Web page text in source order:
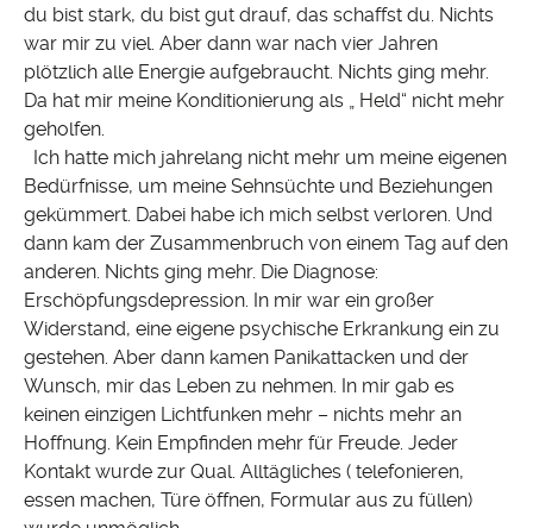
du bist stark, du bist gut drauf, das schaffst du. Nichts
war mir zu viel. Aber dann war nach vier Jahren
plötzlich alle Energie aufgebraucht. Nichts ging mehr.
Da hat mir meine Konditionierung als „ Held“ nicht mehr
geholfen.
Ich hatte mich jahrelang nicht mehr um meine eigenen
Bedürfnisse, um meine Sehnsüchte und Beziehungen
gekümmert. Dabei habe ich mich selbst verloren. Und
dann kam der Zusammenbruch von einem Tag auf den
anderen. Nichts ging mehr. Die Diagnose:
Erschöpfungsdepression. In mir war ein großer
Widerstand, eine eigene psychische Erkrankung ein zu
gestehen. Aber dann kamen Panikattacken und der
Wunsch, mir das Leben zu nehmen. In mir gab es
keinen einzigen Lichtfunken mehr – nichts mehr an
Hoffnung. Kein Empfinden mehr für Freude. Jeder
Kontakt wurde zur Qual. Alltägliches ( telefonieren,
essen machen, Türe öffnen, Formular aus zu füllen)